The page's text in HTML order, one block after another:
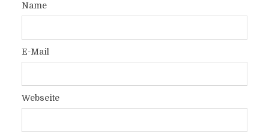
Name
E-Mail
Webseite